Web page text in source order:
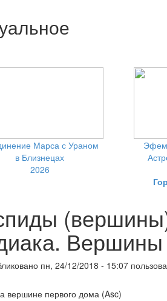
Марса с Ураном
в Близнецах
2026
пн, 24/12/2018 - 15:07
вершине первого дома (Asc)